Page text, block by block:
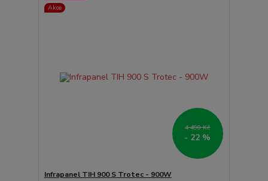
Akce
4 490 Kč
- 22 %
Infrapanel TIH 900 S Trotec - 900W